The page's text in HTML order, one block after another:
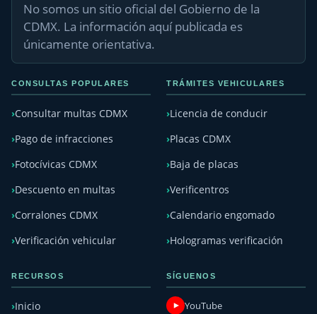
No somos un sitio oficial del Gobierno de la
CDMX. La información aquí publicada es
únicamente orientativa.
CONSULTAS POPULARES
Consultar multas CDMX
Pago de infracciones
Fotocívicas CDMX
Descuento en multas
Corralones CDMX
Verificación vehicular
TRÁMITES VEHICULARES
Licencia de conducir
Placas CDMX
Baja de placas
Verificentros
Calendario engomado
Hologramas verificación
RECURSOS
Inicio
SÍGUENOS
YouTube